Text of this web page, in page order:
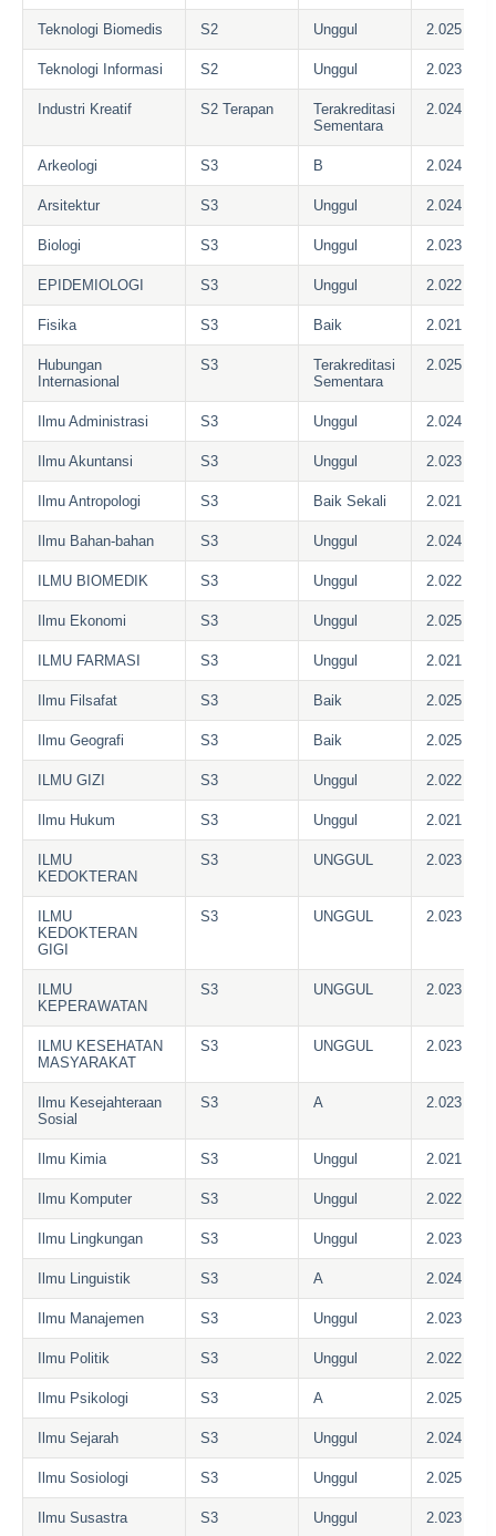
Teknologi Biomedis S2 Unggul 2.025
Teknologi Informasi S2 Unggul 2.023
Industri Kreatif S2 Terapan
Terakreditasi
Sementara
2.024
Arkeologi S3 B 2.024
Arsitektur S3 Unggul 2.024
Biologi S3 Unggul 2.023
EPIDEMIOLOGI S3 Unggul 2.022
Fisika S3 Baik 2.021
Hubungan
Internasional
S3
Terakreditasi
Sementara
2.025
Ilmu Administrasi S3 Unggul 2.024
Ilmu Akuntansi S3 Unggul 2.023
Ilmu Antropologi S3 Baik Sekali 2.021
Ilmu Bahan-bahan S3 Unggul 2.024
ILMU BIOMEDIK S3 Unggul 2.022
Ilmu Ekonomi S3 Unggul 2.025
ILMU FARMASI S3 Unggul 2.021
Ilmu Filsafat S3 Baik 2.025
Ilmu Geografi S3 Baik 2.025
ILMU GIZI S3 Unggul 2.022
Ilmu Hukum S3 Unggul 2.021
ILMU
KEDOKTERAN
S3 UNGGUL 2.023
ILMU
KEDOKTERAN
GIGI
S3 UNGGUL 2.023
ILMU
KEPERAWATAN
S3 UNGGUL 2.023
ILMU KESEHATAN
MASYARAKAT
S3 UNGGUL 2.023
Ilmu Kesejahteraan
Sosial
S3 A 2.023
Ilmu Kimia S3 Unggul 2.021
Ilmu Komputer S3 Unggul 2.022
Ilmu Lingkungan S3 Unggul 2.023
Ilmu Linguistik S3 A 2.024
Ilmu Manajemen S3 Unggul 2.023
Ilmu Politik S3 Unggul 2.022
Ilmu Psikologi S3 A 2.025
Ilmu Sejarah S3 Unggul 2.024
Ilmu Sosiologi S3 Unggul 2.025
Ilmu Susastra S3 Unggul 2.023